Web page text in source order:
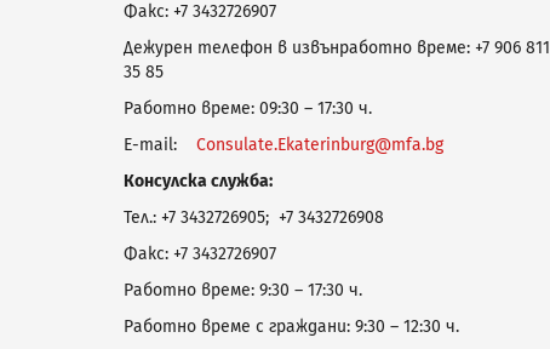
Факс: +7 3432726907
Дежурен телефон в извънработно време: +7 906 811
35 85
Работно време: 09:30 – 17:30 ч.
E-mail:
Consulate.Ekaterinburg@mfa.bg
Консулска служба:
Тел.: +7 3432726905; +7 3432726908
Факс: +7 3432726907
Работно време: 9:30 – 17:30 ч.
Работно време с граждани: 9:30 – 12:30 ч.